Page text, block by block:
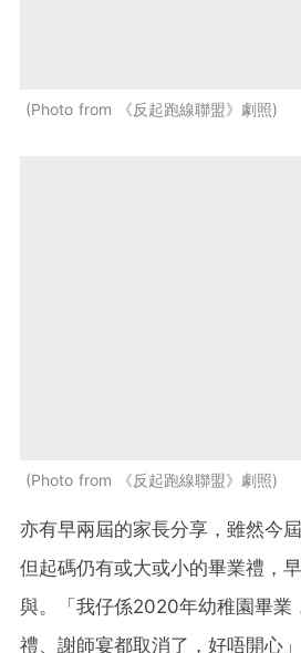
Photo from 《反起跑線聯盟》劇照
Photo from 《反起跑線聯盟》劇照
亦有早兩屆的家長分享，雖然今
但起碼仍有或大或小的畢業禮，
與。「我仔係2020年幼稚園畢業
禮、謝師宴都取消了，好唔開心